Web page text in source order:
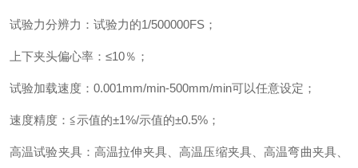
试验力分辨力 ： 试验力的1/500000FS ；
上下夹头偏心率 ： ≤10％ ；
试验加载速度 ： 0.001mm/min-500mm/min可以任意设定 ；
速度精度 ： ≦示值的±1%/示值的±0.5% ；
高温试验夹具：高温拉伸夹具、高温压缩夹具、高温弯曲夹具、